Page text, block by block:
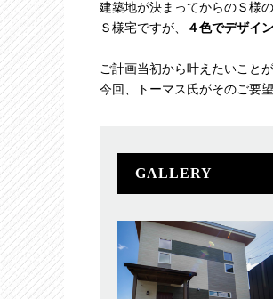
建築地が決まってからのＳ様
Ｓ様宅ですが、
４色でデザイン
ご計画当初から叶えたいこと
今回、トーマス氏がそのご要
GALLERY